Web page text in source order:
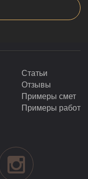
Статьи
Отзывы
Примеры смет
Примеры работ